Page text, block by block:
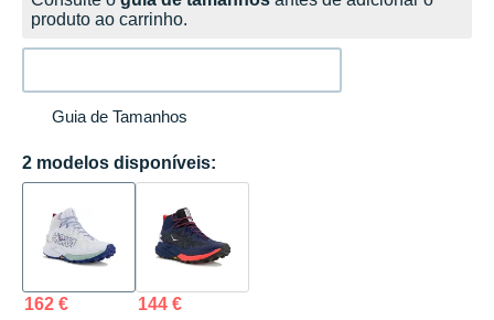
produto ao carrinho.
Guia de Tamanhos
2 modelos disponíveis:
162 € 144 €